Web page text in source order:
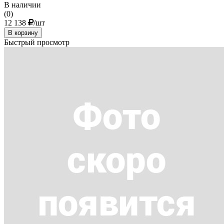
В наличии
(0)
12 138
/шт
В корзину
Быстрый просмотр